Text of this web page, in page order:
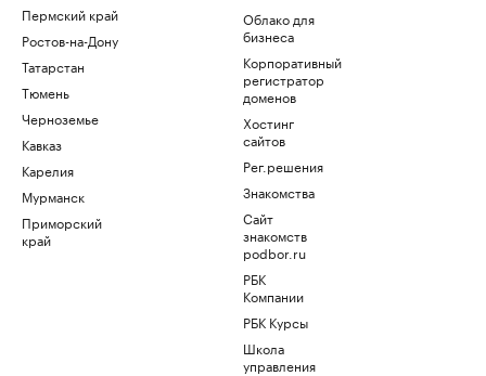
Пермский край
Ростов-на-Дону
Татарстан
Тюмень
Черноземье
Кавказ
Карелия
Мурманск
Приморский
край
Облако для
бизнеса
Корпоративный
регистратор
доменов
Хостинг
сайтов
Рег.решения
Знакомства
Сайт
знакомств
podbor.ru
РБК
Компании
РБК Курсы
Школа
управления